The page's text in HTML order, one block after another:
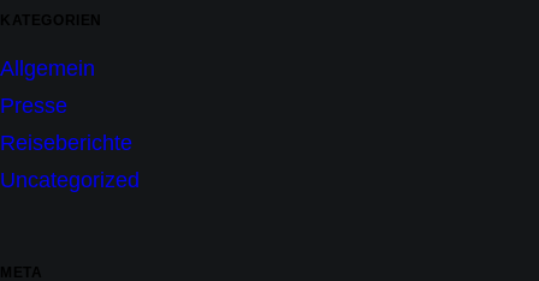
KATEGORIEN
Allgemein
Presse
Reiseberichte
Uncategorized
META